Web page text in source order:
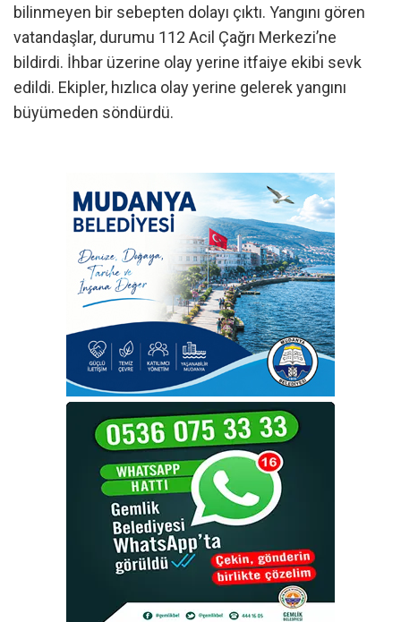
bilinmeyen bir sebepten dolayı çıktı. Yangını gören
vatandaşlar, durumu 112 Acil Çağrı Merkezi’ne
bildirdi. İhbar üzerine olay yerine itfaiye ekibi sevk
edildi. Ekipler, hızlıca olay yerine gelerek yangını
büyümeden söndürdü.